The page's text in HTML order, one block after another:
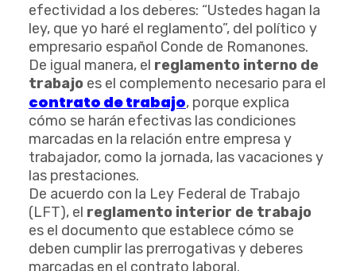
efectividad a los deberes: “Ustedes hagan la
ley, que yo haré el reglamento”, del político y
empresario español Conde de Romanones.
De igual manera, el reglamento interno de
trabajo es el complemento necesario para el
contrato de trabajo, porque explica
cómo se harán efectivas las condiciones
marcadas en la relación entre empresa y
trabajador, como la jornada, las vacaciones y
las prestaciones.
De acuerdo con la Ley Federal de Trabajo
(LFT), el reglamento interior de trabajo
es el documento que establece cómo se
deben cumplir las prerrogativas y deberes
marcadas en el contrato laboral.